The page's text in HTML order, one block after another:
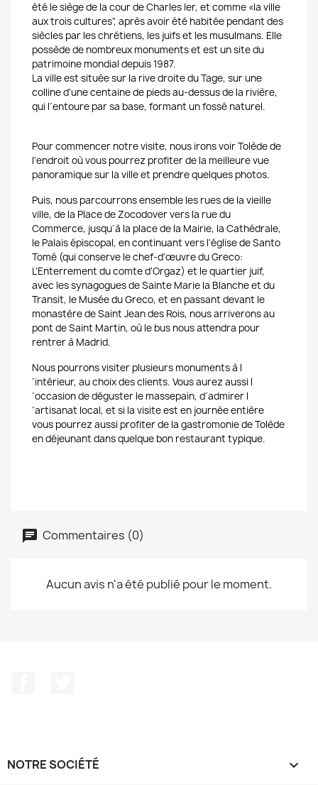
été le siège de la cour de Charles Ier, et comme «la ville
aux trois cultures", après avoir été habitée pendant des
siècles par les chrétiens, les juifs et les musulmans. Elle
possède de nombreux monuments et est un site du
patrimoine mondial depuis 1987.
La ville est située sur la rive droite du Tage, sur une
colline d'une centaine de pieds au-dessus de la rivière,
qui l´entoure par sa base, formant un fossé naturel.
Pour commencer notre visite, nous irons voir Tolède de
l'endroit où vous pourrez profiter de la meilleure vue
panoramique sur la ville et prendre quelques photos.
Puis, nous parcourrons ensemble les rues de la vieille
ville, de la Place de Zocodover vers la rue du
Commerce, jusqu´à la place de la Mairie, la Cathédrale,
le Palais épiscopal, en continuant vers l'église de Santo
Tomé (qui conserve le chef-d'œuvre du Greco:
L'Enterrement du comte d'Orgaz) et le quartier juif,
avec les synagogues de Sainte Marie la Blanche et du
Transit, le Musée du Greco, et en passant devant le
monastère de Saint Jean des Rois, nous arriverons au
pont de Saint Martin, où le bus nous attendra pour
rentrer à Madrid.
Nous pourrons visiter plusieurs monuments à l
´intérieur, au choix des clients. Vous aurez aussi l
´occasion de déguster le massepain, d´admirer l
´artisanat local, et si la visite est en journée entière
vous pourrez aussi profiter de la gastromonie de Tolède
en déjeunant dans quelque bon restaurant typique.
Commentaires (0)
Aucun avis n'a été publié pour le moment.
NOTRE SOCIÉTÉ 